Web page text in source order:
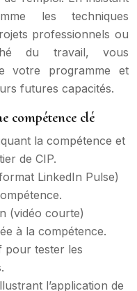
les techniques
professionnels ou
du travail, vous
votre programme et
futures capacités.
compétence clé
la compétence et
de CIP.
LinkedIn Pulse)
(vidéo courte)
à la compétence.
pour tester les
l’application de